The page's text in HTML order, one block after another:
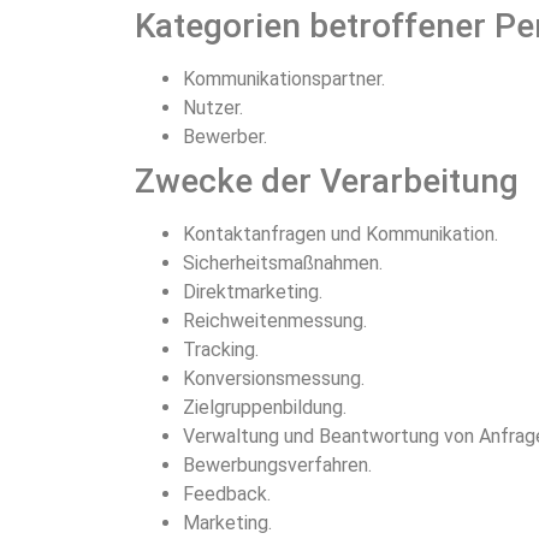
Kategorien betroffener
Kommunikationspartner.
Nutzer.
Bewerber.
Zwecke der Verarbeitung
Kontaktanfragen und Kommunikation.
Sicherheitsmaßnahmen.
Direktmarketing.
Reichweitenmessung.
Tracking.
Konversionsmessung.
Zielgruppenbildung.
Verwaltung und Beantwortung von
Bewerbungsverfahren.
Feedback.
Marketing.